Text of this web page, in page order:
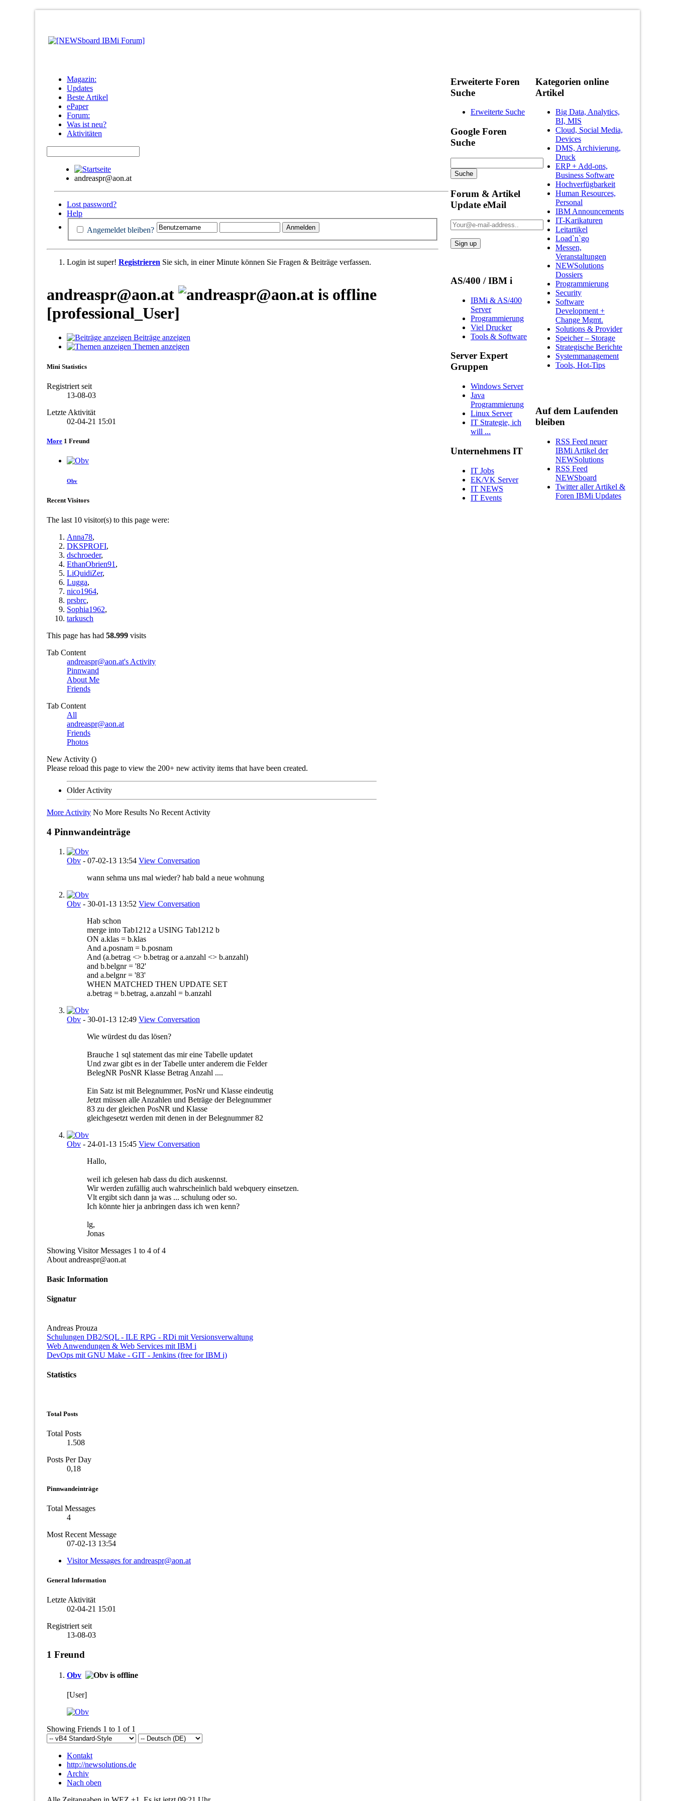
Magazin:
Updates
Beste Artikel
ePaper
Forum:
Was ist neu?
Aktivitäten
andreaspr@aon.at
Lost password?
Help
Angemeldet bleiben?
Login ist super! Registrieren Sie sich, in einer Minute können Sie Fragen & Beiträge verfassen.
andreaspr@aon.at
[professional_User]
Beiträge anzeigen
Themen anzeigen
Mini Statistics
Registriert seit
13-08-03
Letzte Aktivität
02-04-21 15:01
More 1 Freund
Obv
Recent Visitors
The last 10 visitor(s) to this page were:
Anna78,
DKSPROFI,
dschroeder,
EthanObrien91 ,
LiQuidiZer,
Lugga,
nico1964,
prsbrc,
Sophia1962,
tarkusch
This page has had 58.999 visits
Tab Content
andreaspr@aon.at's Activity
Pinnwand
About Me
Friends
Tab Content
All
andreaspr@aon.at
Friends
Photos
New Activity ()
Please reload this page to view the 200+ new activity items that have been created.
Older Activity
More Activity No More Results No Recent Activity
4 Pinnwandeinträge
Obv - 07-02-13 13:54 View Conversation
wann sehma uns mal wieder? hab bald a neue wohnung
Obv - 30-01-13 13:52 View Conversation
Hab schon
merge into Tab1212 a USING Tab1212 b
ON a.klas = b.klas
And a.posnam = b.posnam
And (a.betrag <> b.betrag or a.anzahl <> b.anzahl)
and b.belgnr = '82'
and a.belgnr = '83'
WHEN MATCHED THEN UPDATE SET
a.betrag = b.betrag, a.anzahl = b.anzahl
Obv - 30-01-13 12:49 View Conversation
Wie würdest du das lösen?
Brauche 1 sql statement das mir eine Tabelle updatet
Und zwar gibt es in der Tabelle unter anderem die Felder
BelegNR PosNR Klasse Betrag Anzahl ....
Ein Satz ist mit Belegnummer, PosNr und Klasse eindeutig
Jetzt müssen alle Anzahlen und Beträge der Belegnummer
83 zu der gleichen PosNR und Klasse
gleichgesetzt werden mit denen in der Belegnummer 82
Obv - 24-01-13 15:45 View Conversation
Hallo,
weil ich gelesen hab dass du dich auskennst.
Wir werden zufällig auch wahrscheinlich bald webquery einsetzen.
Vlt ergibt sich dann ja was ... schulung oder so.
Ich könnte hier ja anbringen dass ich wen kenn?
lg,
Jonas
Showing Visitor Messages 1 to 4 of4
About andreaspr@aon.at
Basic Information
Signatur
Andreas Prouza
Schulungen DB2/SQL - ILE RPG - RDi mit Versionsverwaltung
Web Anwendungen & Web Services mit IBM i
DevOps mit GNU Make - GIT - Jenkins (free for IBM i)
Statistics
Total Posts
Total Posts
1.508
Posts Per Day
0,18
Pinnwandeinträge
Total Messages
4
Most Recent Message
07-02-13 13:54
Visitor Messages for andreaspr@aon.at
General Information
Letzte Aktivität
02-04-21 15:01
Registriert seit
13-08-03
1 Freund
Obv
[User]
Showing Friends 1 to 1 of 1
Kontakt
http://newsolutions.de
Archiv
Nach oben
Erweiterte Foren
Suche
Erweiterte Suche
Google Foren
Suche
Forum & Artikel
Update eMail
AS/400 / IBM i
IBMi & AS/400
Server
Programmierung
Viel Drucker
Tools & Software
Server Expert
Gruppen
Windows Server
Java
Programmierung
Linux Server
IT Strategie, ich
will ...
Unternehmens IT
IT Jobs
EK/VK Server
IT NEWS
IT Events
Kategorien online
Artikel
Big Data, Analytics,
BI, MIS
Cloud, Social Media,
Devices
DMS, Archivierung,
Druck
ERP + Add-ons,
Business Software
Hochverfügbarkeit
Human Resources,
Personal
IBM Announcements
IT-Karikaturen
Leitartikel
Load`n`go
Messen,
Veranstaltungen
NEWSolutions
Dossiers
Programmierung
Security
Software
Development +
Change Mgmt.
Solutions & Provider
Speicher – Storage
Strategische Berichte
Systemmanagement
Tools, Hot-Tips
Auf dem Laufenden
bleiben
RSS Feed neuer
IBMi Artikel der
NEWSolutions
RSS Feed
NEWSboard
Twitter aller Artikel &
Foren IBMi Updates